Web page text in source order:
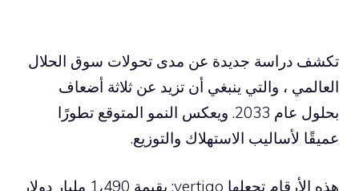
تكشف دراسة جديدة عن مدى تحولات سوق الحلال
العالمي ، والتي ينبغي أن تزيد عن ثلاثة أضعاف
بحلول عام 2033. ويعكس النمو المتوقع تطورًا
عميقًا لأساليب الاستهلاك والتوزيع.
هذه الأرقام تجعلها vertigo: بقيمة 1،490 مليار دولار